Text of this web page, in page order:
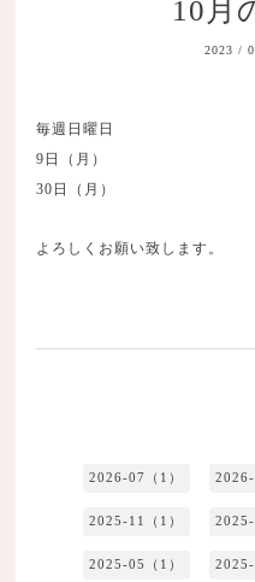
10月
2023 /
毎週日曜日
9日（月）
30日（月）
よろしくお願い致します。
2026-07（1） 2026-
2025-11（1） 2025-
2025-05（1） 2025-